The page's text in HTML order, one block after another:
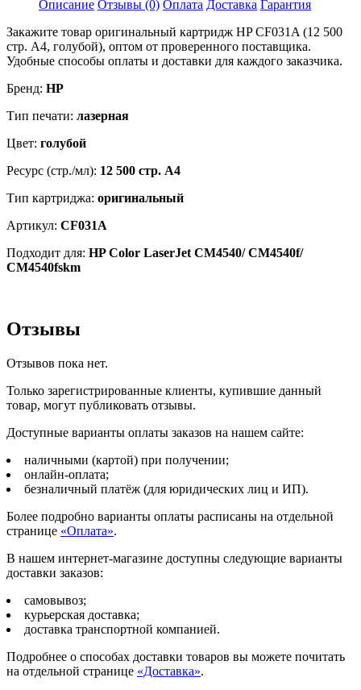
CM4540/
CM4540fskm,
голубой,
12500
Описание Отзывы (0) Оплата Доставка Гарантия
Закажите товар оригинальный картридж HP CF031A (12 500
стр. А4, голубой), оптом от проверенного поставщика.
Удобные способы оплаты и доставки для каждого заказчика.
Бренд: HP
Тип печати: лазерная
Цвет: голубой
Ресурс (стр./мл): 12 500 стр. А4
Тип картриджа: оригинальный
Артикул: CF031A
Подходит для: HP Color LaserJet CM4540/ CM4540f/
CM4540fskm
Отзывы
Отзывов пока нет.
Только зарегистрированные клиенты, купившие данный
товар, могут публиковать отзывы.
Доступные варианты оплаты заказов на нашем сайте:
наличными (картой) при получении;
онлайн-оплата;
безналичный платёж (для юридических лиц и ИП).
Более подробно варианты оплаты расписаны на отдельной
странице «Оплата».
В нашем интернет-магазине доступны следующие варианты
доставки заказов:
самовывоз;
курьерская доставка;
доставка транспортной компанией.
Подробнее о способах доставки товаров вы можете почитать
на отдельной странице «Доставка».